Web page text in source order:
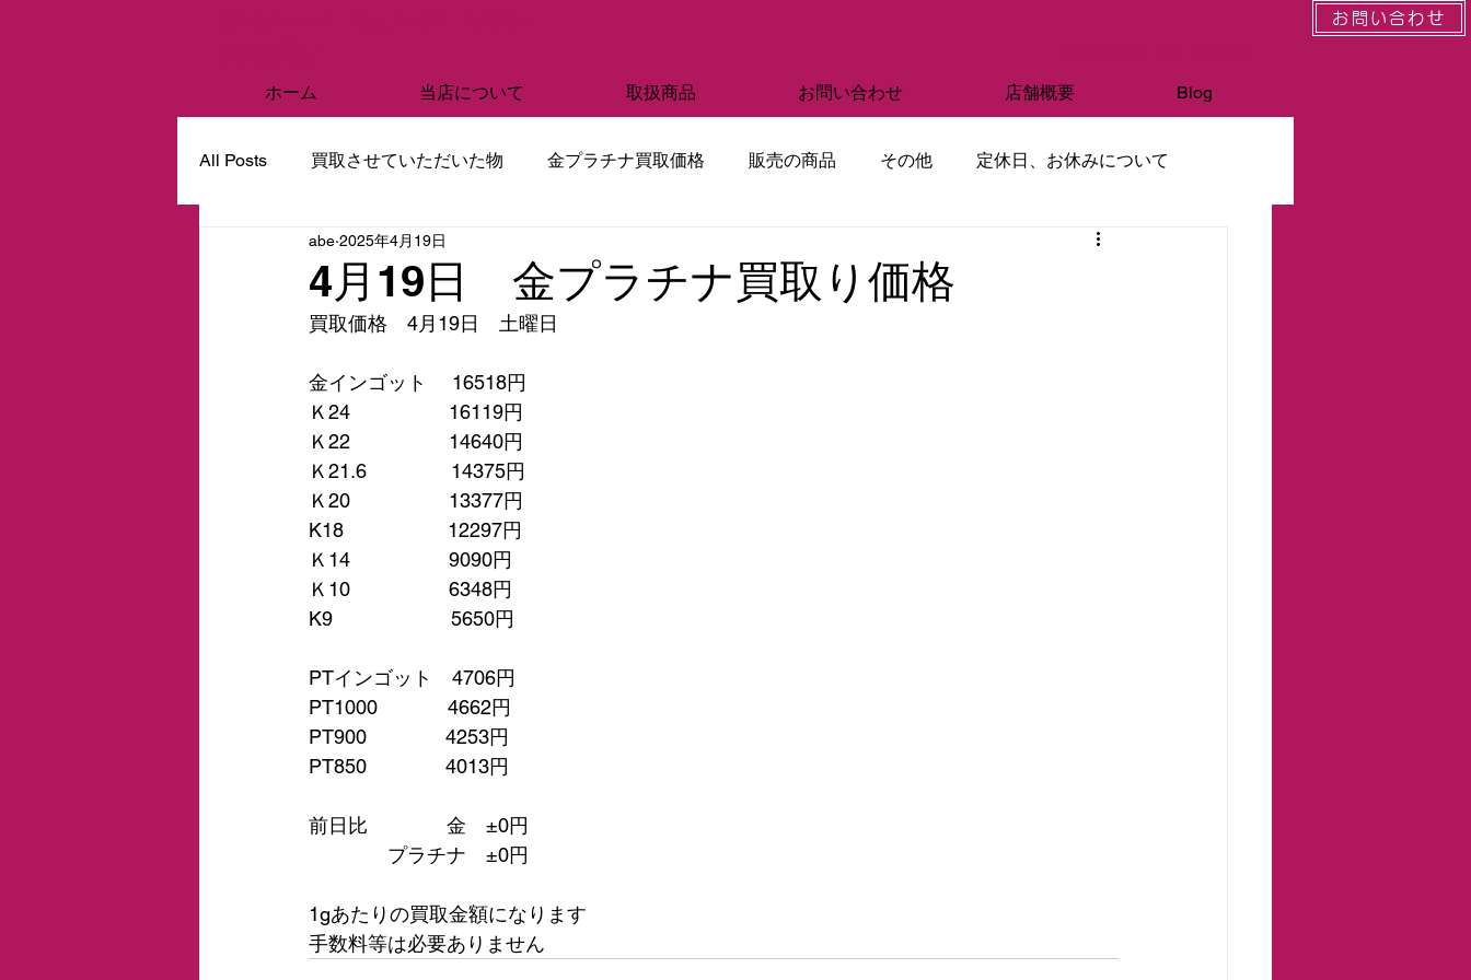
お問い合わせ
ホーム 当店について 取扱商品 お問い合わせ 店舗概要 Blog
All Posts 買取させていただいた物 金プラチナ買取価格 販売の商品 その他 定休日、お休みについて
4月19日 金プラチナ買取り価格
abe 2025年4月19日
買取価格　4月19日　土曜日
金インゴット　 16518円
Ｋ24　　　　　16119円
Ｋ22　　　　　14640円
Ｋ21.6　　　　 14375円
Ｋ20　　　　　13377円
K18　　　　　 12297円
Ｋ14　　　　　9090円
Ｋ10　　　　　6348円
K9　　　　　　5650円
PTインゴット　4706円
PT1000　　　  4662円
PT900　　　　4253円
PT850　　　　4013円
前日比　　　　金　±0円
プラチナ　±0円
1gあたりの買取金額になります
手数料等は必要ありません